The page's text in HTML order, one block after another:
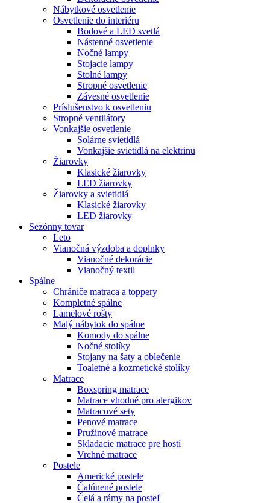
Nábytkové osvetlenie
Osvetlenie do interiéru
Bodové a LED svetlá
Nástenné osvetlenie
Nočné lampy
Stojacie lampy
Stolné lampy
Stropné osvetlenie
Závesné osvetlenie
Príslušenstvo k osvetleniu
Stropné ventilátory
Vonkajšie osvetlenie
Solárne svietidlá
Vonkajšie svietidlá na elektrinu
Žiarovky
Klasické žiarovky
LED žiarovky
Žiarovky a svietidlá
Klasické žiarovky
LED žiarovky
Sezónny tovar
Leto
Vianočná výzdoba a doplnky
Vianočné dekorácie
Vianočný textil
Spálne
Chrániče matraca a toppery
Kompletné spálne
Lamelové rošty
Malý nábytok do spálne
Komody do spálne
Nočné stolíky
Stojany na šaty a oblečenie
Toaletné a kozmetické stolíky
Matrace
Boxspring matrace
Matrace vhodné pro alergikov
Matracové sety
Penové matrace
Pružinové matrace
Skladacie matrace pre hostí
Vrchné matrace
Postele
Americké postele
Čalúnené postele
Čelá a rámy na posteľ